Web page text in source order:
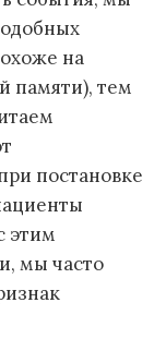
на
памяти), тем
постановке
этим
мы часто